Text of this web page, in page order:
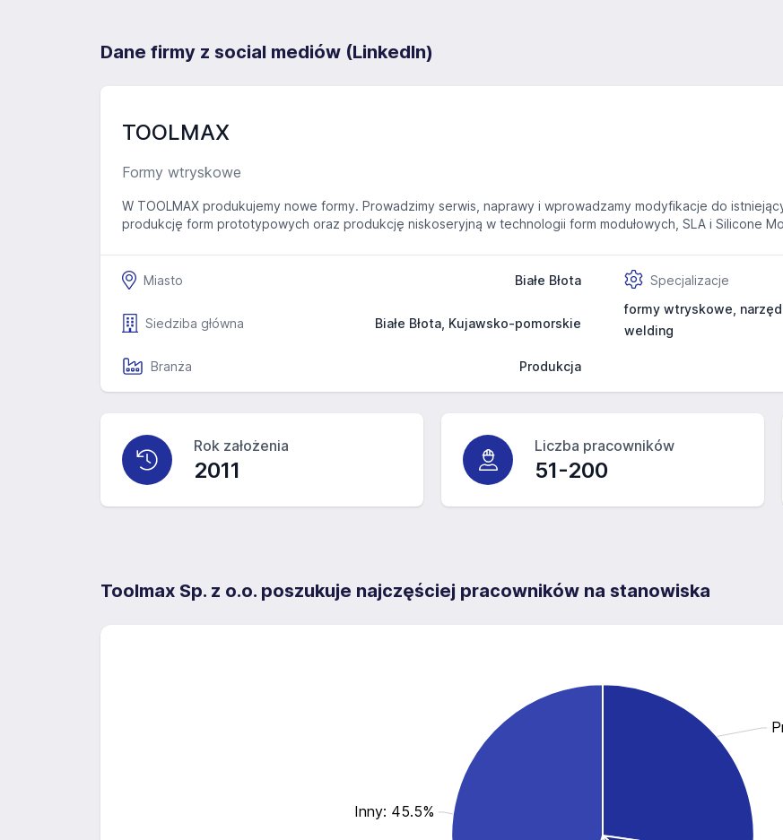
Dane firmy z social mediów (LinkedIn)
TOOLMAX
Formy wtryskowe
W TOOLMAX produkujemy nowe formy. Prowadzimy serwis, naprawy i wprowadzamy modyfikacje do
produkcję form prototypowych oraz produkcję niskoseryjną w technologii form modułowych, SLA i Silicone
Miasto Białe Błota
Siedziba główna Białe Błota, Kujawsko-pomorskie
Branża Produkcja
Specjalizacje
formy wtryskowe,
welding
Rok założenia
2011
Liczba pracowników
51-200
Toolmax Sp. z o.o. poszukuje najczęściej pracowników na stanowiska
Inny: 45.5%